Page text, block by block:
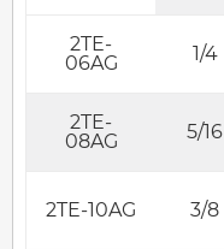
2TE-
06AG
1/4
2TE-
08AG
5/16
2TE-10AG 3/8